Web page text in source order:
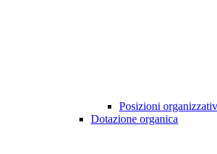
Posizioni
Dotazione organica